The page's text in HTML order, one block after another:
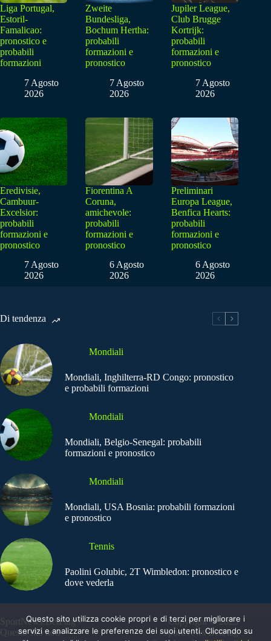
Liga Portugal,
Estoril-
Famalicao:
pronostico e
probabili
formazioni
7 Agosto
2026
Zweite
Bundesliga,
Bochum Hertha:
probabili
formazioni e
pronostico
7 Agosto
2026
Jupiler League,
Club Brugge
Kortrijk:
probabili
formazioni e
pronostico
7 Agosto
2026
Eredivisie,
Cambuur-
Excelsior:
probabili
formazioni e
pronostico
7 Agosto
2026
Fiorentina A
Coruna,
amichevole:
probabili
formazioni e
pronostico
6 Agosto
2026
Preliminari
Europa League,
Benfica Hearts:
probabili
formazioni e
pronostico
6 Agosto
2026
Di tendenza
Mondiali
Mondiali, Inghilterra-RD Congo: pronostico
e probabili formazioni
Mondiali
Mondiali, Belgio-Senegal: probabili
formazioni e pronostico
Mondiali
Mondiali, USA Bosnia: probabili formazioni
e pronostico
Tennis
Paolini Golubic, 2T Wimbledon: pronostico e
dove vederla
SportNews.BetFlag -
Questo sito non
Copyright © 2025
SportNews BetFlag
Questo sito utilizza cookie propri e di terzi per migliorare i
servizi e analizzare le preferenze dei suoi utenti. Cliccando su